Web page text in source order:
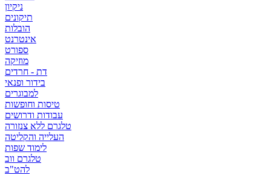
ניקיון
תיקונים
הובלות
אינטרנט
ספורט
מוזיקה
דת - חרדים
בידור ופנאי
למבוגרים
טיסות וחופשות
עבודות ודרושים
טלגרם ללא צנזורה
העלייה והקליטה
לימוד שפות
טלגרם ווב
להט"ב